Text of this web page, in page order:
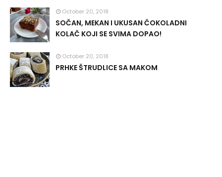
October 20, 2018
SOČAN, MEKAN I UKUSAN ČOKOLADNI
KOLAČ KOJI SE SVIMA DOPAO!
October 20, 2018
PRHKE ŠTRUDLICE SA MAKOM